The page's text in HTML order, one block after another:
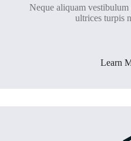
Neque aliquam
ultrices turpis
Learn